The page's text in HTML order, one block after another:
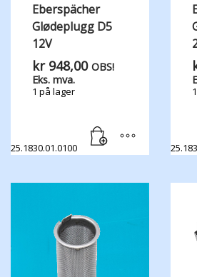
Eberspächer
Glødeplugg D5
12V
kr948,00 OBS!
Eks. mva.
1 på lager
25.1830.01.0100